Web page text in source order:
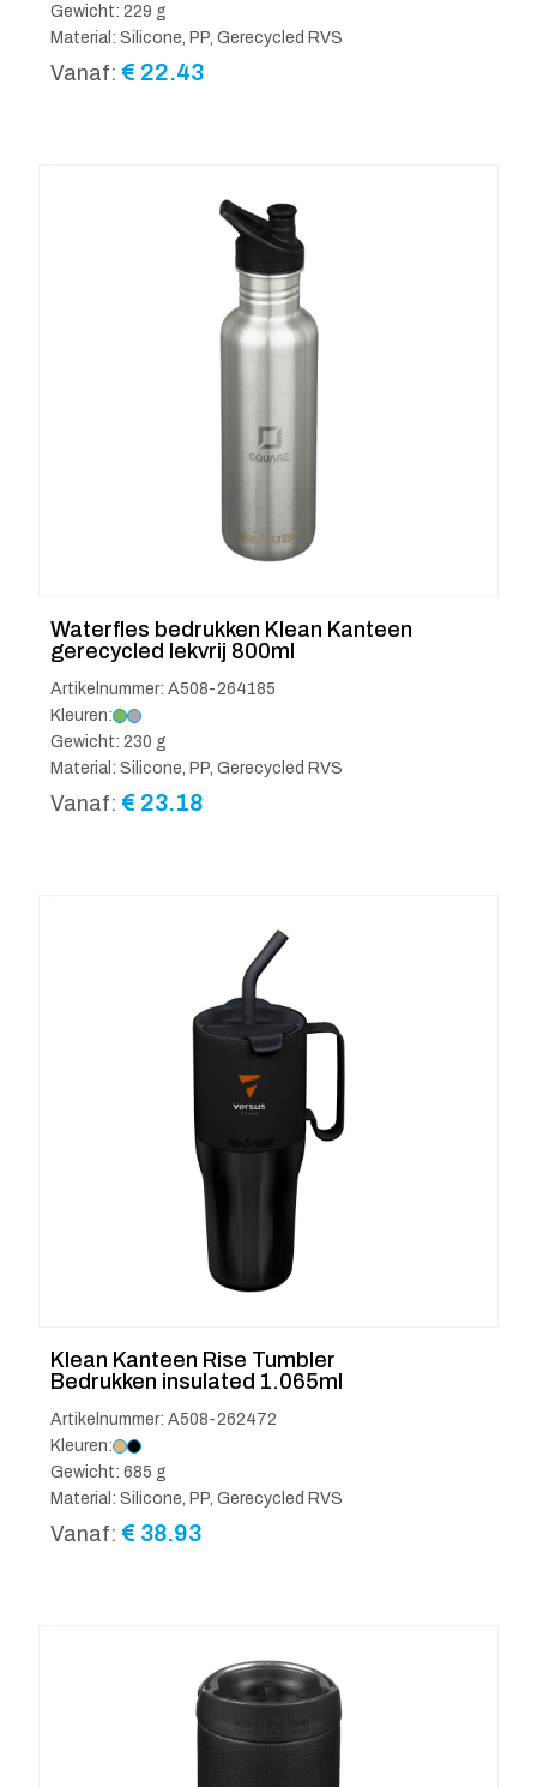
Gewicht: 229 g
Material: Silicone, PP, Gerecycled RVS
Vanaf: € 22.43
Waterfles bedrukken Klean Kanteen
gerecycled lekvrij 800ml
Artikelnummer: A508-264185
Kleuren:
Gewicht: 230 g
Material: Silicone, PP, Gerecycled RVS
Vanaf: € 23.18
Klean Kanteen Rise Tumbler
Bedrukken insulated 1.065ml
Artikelnummer: A508-262472
Kleuren:
Gewicht: 685 g
Material: Silicone, PP, Gerecycled RVS
Vanaf: € 38.93